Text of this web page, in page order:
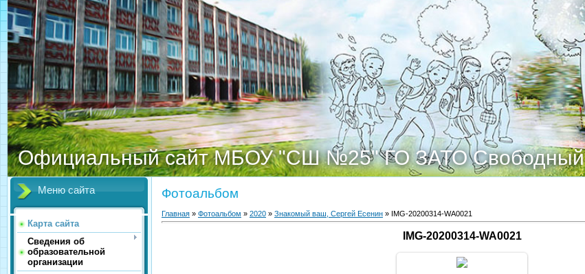
Официальный сайт МБОУ "СШ №25" ГО ЗАТО Свободный
Меню сайта
Карта сайта
Сведения об
образовательной
организации
Фотоальбом
Главная » Фотоальбом » 2020 » Знакомый ваш, Сергей Есенин » IMG-20200314-WA0021
IMG-20200314-WA0021